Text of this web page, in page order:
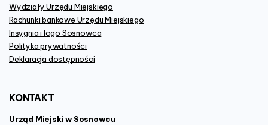
Wydziały Urzędu Miejskiego
Rachunki bankowe Urzędu Miejskiego
Insygnia i logo Sosnowca
Polityka prywatności
Deklaracja dostępności
KONTAKT
Urząd Miejski w Sosnowcu